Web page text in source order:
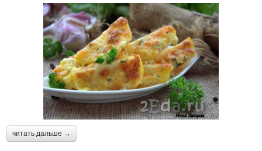
читать дальше →